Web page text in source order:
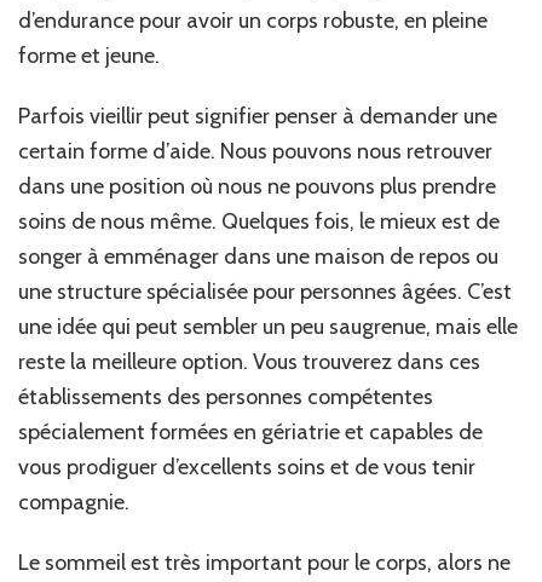
d’endurance pour avoir un corps robuste, en pleine
forme et jeune.
Parfois vieillir peut signifier penser à demander une
certain forme d’aide. Nous pouvons nous retrouver
dans une position où nous ne pouvons plus prendre
soins de nous même. Quelques fois, le mieux est de
songer à emménager dans une maison de repos ou
une structure spécialisée pour personnes âgées. C’est
une idée qui peut sembler un peu saugrenue, mais elle
reste la meilleure option. Vous trouverez dans ces
établissements des personnes compétentes
spécialement formées en gériatrie et capables de
vous prodiguer d’excellents soins et de vous tenir
compagnie.
Le sommeil est très important pour le corps, alors ne